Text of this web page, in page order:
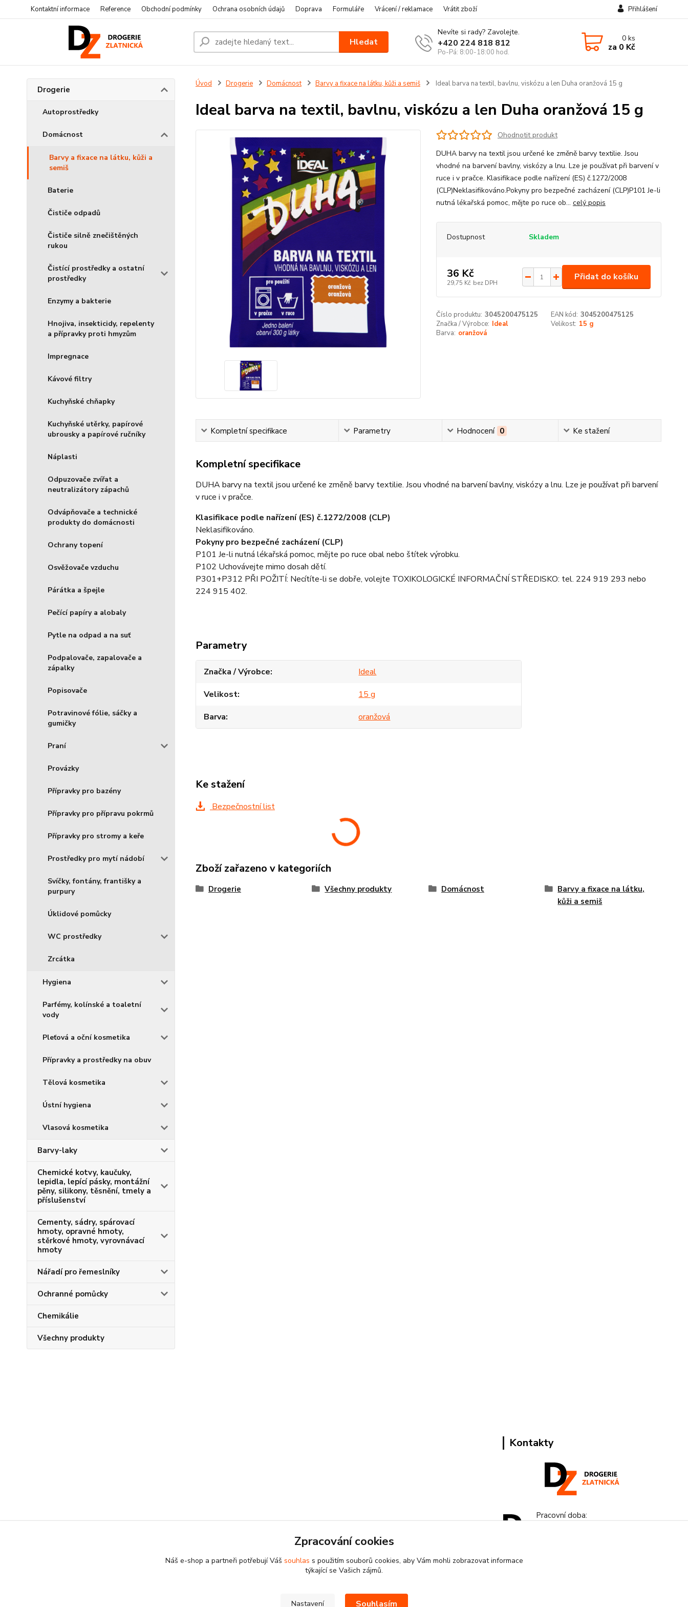
Kontaktní informace Reference Obchodní podmínky Ochrana osobních údajů Doprava Formuláře Vrácení / reklamace Vrátit zboží Přihlášení
Hledat
Nevíte si rady? Zavolejte.
+420 224 818 812
Po-Pá: 8:00-18:00 hod.
0ks
za 0 Kč
Drogerie
Autoprostředky
Domácnost
Barvy a fixace na látku, kůži a
semiš
Baterie
Čističe odpadů
Čističe silně znečištěných
rukou
Čistící prostředky a ostatní
prostředky
Enzymy a bakterie
Hnojiva, insekticidy, repelenty
a přípravky proti hmyzům
Impregnace
Kávové filtry
Kuchyňské chňapky
Kuchyňské utěrky, papírové
ubrousky a papírové ručníky
Náplasti
Odpuzovače zvířat a
neutralizátory zápachů
Odvápňovače a technické
produkty do domácnosti
Ochrany topení
Osvěžovače vzduchu
Párátka a špejle
Pečící papíry a alobaly
Pytle na odpad a na suť
Podpalovače, zapalovače a
zápalky
Popisovače
Potravinové fólie, sáčky a
gumičky
Praní
Provázky
Přípravky pro bazény
Přípravky pro přípravu pokrmů
Přípravky pro stromy a keře
Prostředky pro mytí nádobí
Svíčky, fontány, františky a
purpury
Úklidové pomůcky
WC prostředky
Zrcátka
Hygiena
Parfémy, kolínské a toaletní
vody
Pleťová a oční kosmetika
Přípravky a prostředky na obuv
Tělová kosmetika
Ústní hygiena
Vlasová kosmetika
Barvy-laky
Chemické kotvy, kaučuky,
lepidla, lepící pásky, montážní
pěny, silikony, těsnění, tmely a
příslušenství
Cementy, sádry, spárovací
hmoty, opravné hmoty,
stěrkové hmoty, vyrovnávací
hmoty
Nářadí pro řemeslníky
Ochranné pomůcky
Chemikálie
Všechny produkty
Úvod Drogerie Domácnost Barvy a fixace na látku, kůži a semiš Ideal barva na textil, bavlnu, viskózu a len Duha oranžová 15 g
Ideal barva na textil, bavlnu, viskózu a len Duha oranžová 15 g
Ohodnotit produkt
DUHA barvy na textil jsou určené ke změně barvy textilie. Jsou
vhodné na barvení bavlny, viskózy a lnu. Lze je používat při barvení v
ruce i v pračce. Klasifikace podle nařízení (ES) č.1272/2008
(CLP)Neklasifikováno.Pokyny pro bezpečné zacházení (CLP)P101 Je-li
nutná lékařská pomoc, mějte po ruce ob... celý popis
Dostupnost Skladem
36 Kč
29,75 Kč bez DPH
Přidat do košíku
Číslo produktu: 3045200475125 EAN kód: 3045200475125
Značka / Výrobce: Ideal Velikost: 15 g
Barva: oranžová
Kompletní specifikace Parametry Hodnocení 0 Ke stažení
Kompletní specifikace
DUHA barvy na textil jsou určené ke změně barvy textilie. Jsou vhodné na barvení bavlny, viskózy a lnu. Lze je používat při barvení
v ruce i v pračce.
Klasifikace podle nařízení (ES) č.1272/2008 (CLP)
Neklasifikováno.
Pokyny pro bezpečné zacházení (CLP)
P101 Je-li nutná lékařská pomoc, mějte po ruce obal nebo štítek výrobku.
P102 Uchovávejte mimo dosah dětí.
P301+P312 PŘI POŽITÍ: Necítíte-li se dobře, volejte TOXIKOLOGICKÉ INFORMAČNÍ STŘEDISKO: tel. 224 919 293 nebo
224 915 402.
Parametry
Značka / Výrobce
Ideal
Velikost
15 g
Barva
oranžová
Ke stažení
Bezpečnostní list
Zboží zařazeno v kategoriích
Drogerie Všechny produkty Domácnost
Barvy a fixace na látku,
kůži a semiš
Kontakty
Pracovní doba:
info@drogeriezlatnicka.cz
Zpracování cookies
Náš e-shop a partneři potřebují Váš souhlas s použitím souborů cookies, aby Vám mohli zobrazovat informace
týkající se Vašich zájmů.
Nastavení Souhlasím